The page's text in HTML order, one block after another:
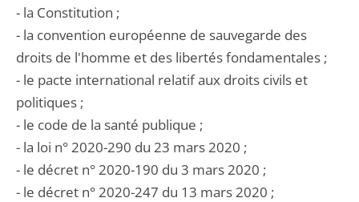
- la Constitution ;
- la convention européenne de sauvegarde des
droits de l'homme et des libertés fondamentales ;
- le pacte international relatif aux droits civils et
politiques ;
- le code de la santé publique ;
- la loi n° 2020-290 du 23 mars 2020 ;
- le décret n° 2020-190 du 3 mars 2020 ;
- le décret n° 2020-247 du 13 mars 2020 ;